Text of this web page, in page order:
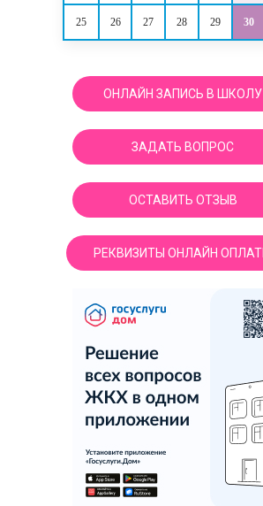
25 26 27 28 29 30
ОНЛАЙН ЗАПИСЬ В ШКОЛУ
ЗАДАТЬ ВОПРОС
ОСТАВИТЬ ОТЗЫВ
РЕКВИЗИТЫ ОНЛАЙН